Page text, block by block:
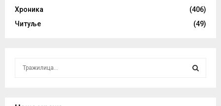
Хроника
(406)
Читуље
(49)